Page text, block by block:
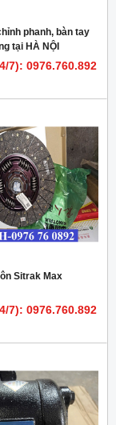
phanh, bàn tay
tại HÀ NỘI
7): 0976.760.892
Sitrak Max
7): 0976.760.892